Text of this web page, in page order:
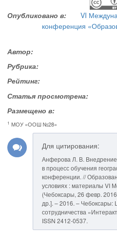
Опубликовано в:
VI
конференция
Автор:
Рубрика:
Рейтинг:
Статья просмотрена:
Размещено в:
1 МОУ «ООШ №28»
Для цитирования:
Анферова Л. В.
в процесс обучения
конференции. //
условиях : материалы VI
(Чебоксары, 26 февр.
др.]. – 2016. – Чебоксары:
сотрудничества
ISSN 2412-0537.